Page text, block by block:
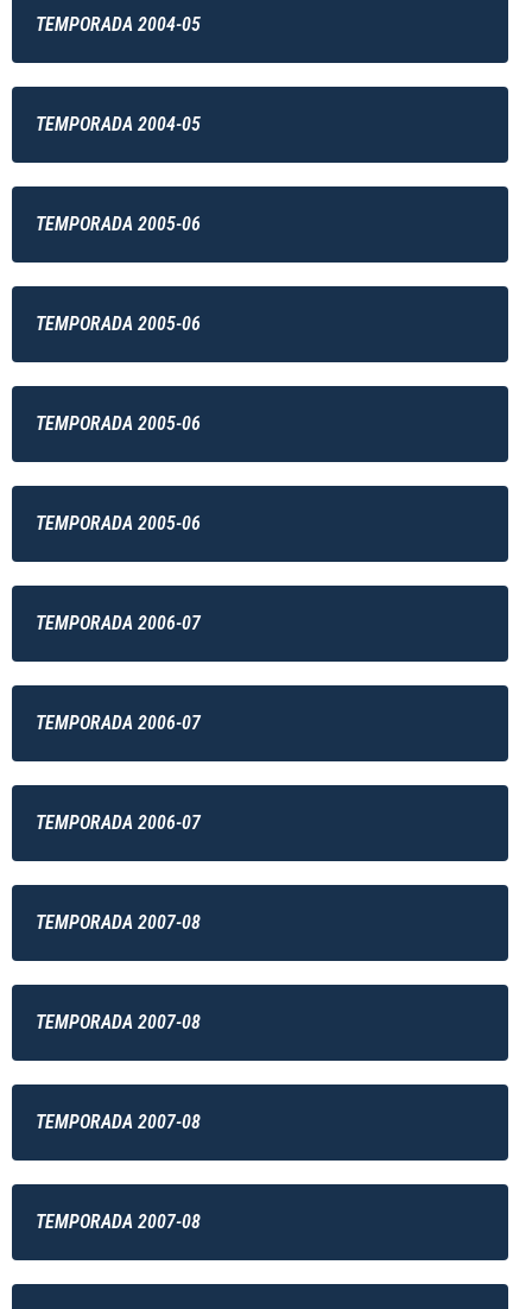
TEMPORADA 2004-05
TEMPORADA 2004-05
TEMPORADA 2005-06
TEMPORADA 2005-06
TEMPORADA 2005-06
TEMPORADA 2005-06
TEMPORADA 2006-07
TEMPORADA 2006-07
TEMPORADA 2006-07
TEMPORADA 2007-08
TEMPORADA 2007-08
TEMPORADA 2007-08
TEMPORADA 2007-08